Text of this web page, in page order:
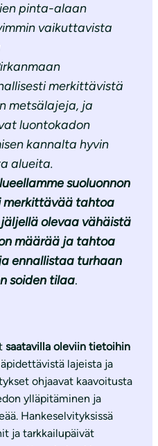
pinta-alaan
vaikuttavista
merkittävistä
metsälajeja, ja
luontokadon
kannalta hyvin
alueita.
suoluonnon
merkittävää tahtoa
olevaa vähäistä
määrää ja tahtoa
ennallistaa turhaan
soiden tilaa.
saatavilla oleviin tietoihin
lajeista ja
ohjaavat kaavoitusta
ylläpitäminen ja
Hankeselvityksissä
ja tarkkailupäivät